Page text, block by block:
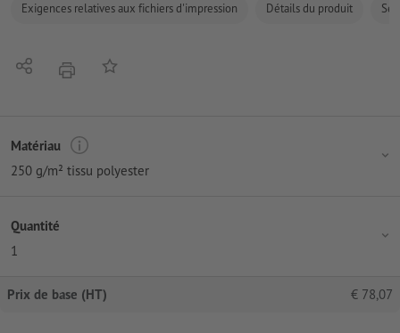
Exigences relatives aux fichiers d'impression Détails du produit
PartagerimprimerAjouter à liste d'article
Matériau
250 g/m² tissu polyester
Quantité
1
Prix de base (HT) € 78,07